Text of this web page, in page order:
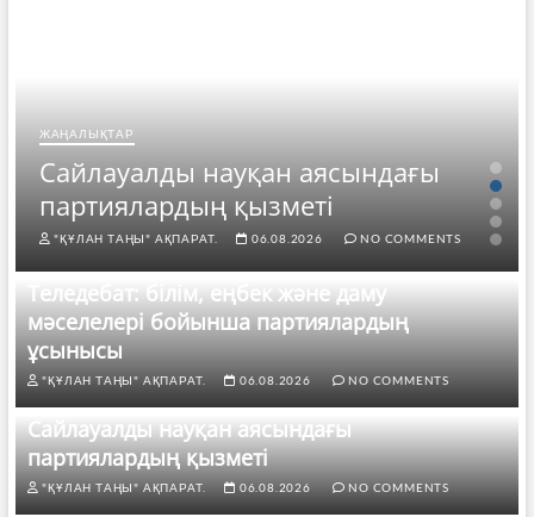
ЖАҢАЛЫҚТАР
Сайлауалды науқан аясындағы
партиялардың қызметі
"ҚҰЛАН ТАҢЫ" АҚПАРАТ. 06.08.2026 NO COMMENTS
Теледебат: білім, еңбек және даму
мәселелері бойынша партиялардың
ұсынысы
"ҚҰЛАН ТАҢЫ" АҚПАРАТ. 06.08.2026 NO COMMENTS
Сайлауалды науқан аясындағы
партиялардың қызметі
"ҚҰЛАН ТАҢЫ" АҚПАРАТ. 06.08.2026 NO COMMENTS